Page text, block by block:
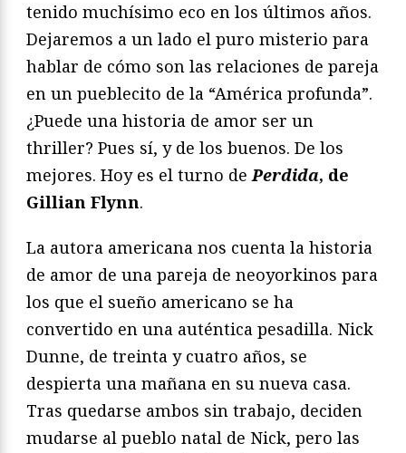
tenido muchísimo eco en los últimos años.
Dejaremos a un lado el puro misterio para
hablar de cómo son las relaciones de pareja
en un pueblecito de la “América profunda”.
¿Puede una historia de amor ser un
thriller? Pues sí, y de los buenos. De los
mejores. Hoy es el turno dePerdida, de
Gillian Flynn.
La autora americana nos cuenta la historia
de amor de una pareja de neoyorkinos para
los que el sueño americano se ha
convertido en una auténtica pesadilla. Nick
Dunne, de treinta y cuatro años, se
despierta una mañana en su nueva casa.
Tras quedarse ambos sin trabajo, deciden
mudarse al pueblo natal de Nick, pero las